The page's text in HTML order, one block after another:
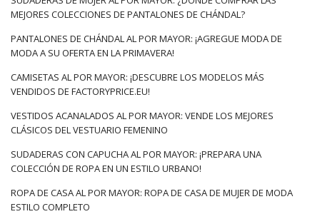
MEJORES COLECCIONES DE PANTALONES DE CHÁNDAL?
PANTALONES DE CHÁNDAL AL POR MAYOR: ¡AGREGUE MODA DE
MODA A SU OFERTA EN LA PRIMAVERA!
CAMISETAS AL POR MAYOR: ¡DESCUBRE LOS MODELOS MÁS
VENDIDOS DE FACTORYPRICE.EU!
VESTIDOS ACANALADOS AL POR MAYOR: VENDE LOS MEJORES
CLÁSICOS DEL VESTUARIO FEMENINO
SUDADERAS CON CAPUCHA AL POR MAYOR: ¡PREPARA UNA
COLECCIÓN DE ROPA EN UN ESTILO URBANO!
ROPA DE CASA AL POR MAYOR: ROPA DE CASA DE MUJER DE MODA
ESTILO COMPLETO